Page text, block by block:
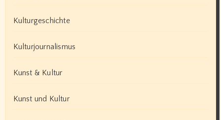
Kulturgeschichte
Kulturjournalismus
Kunst & Kultur
Kunst und Kultur